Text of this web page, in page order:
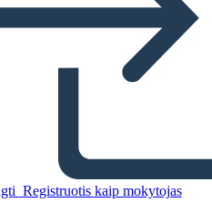
Registruotis kaip mokytojas
šią siužetinę lentą
LENTĄ